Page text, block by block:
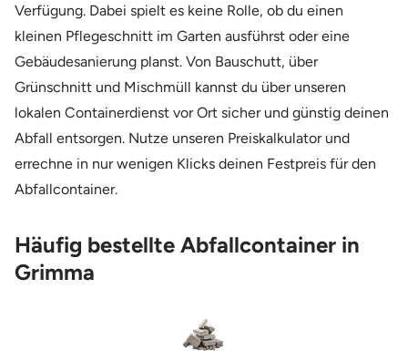
Verfügung. Dabei spielt es keine Rolle, ob du einen
kleinen Pflegeschnitt im Garten ausführst oder eine
Gebäudesanierung planst. Von Bauschutt, über
Grünschnitt und Mischmüll kannst du über unseren
lokalen Containerdienst vor Ort sicher und günstig deinen
Abfall entsorgen. Nutze unseren Preiskalkulator und
errechne in nur wenigen Klicks deinen Festpreis für den
Abfallcontainer.
Häufig bestellte Abfallcontainer in
Grimma